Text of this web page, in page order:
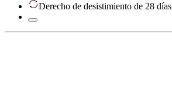
Derecho de desistimiento de 28 días